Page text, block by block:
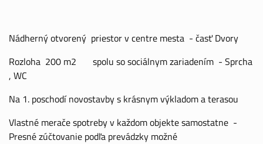
Nádherný otvorený priestor v centre mesta - časť Dvory
Rozloha 200 m2 spolu so sociálnym zariadením - Sprcha
, WC
Na 1. poschodí novostavby s krásnym výkladom a terasou
Vlastné merače spotreby v každom objekte samostatne -
Presné zúčtovanie podľa prevádzky možné